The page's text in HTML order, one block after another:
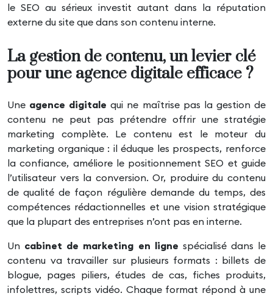
le SEO au sérieux investit autant dans la réputation
externe du site que dans son contenu interne.
La gestion de contenu, un levier clé
pour une agence digitale efficace ?
Une agence digitale qui ne maîtrise pas la gestion de
contenu ne peut pas prétendre offrir une stratégie
marketing complète. Le contenu est le moteur du
marketing organique : il éduque les prospects, renforce
la confiance, améliore le positionnement SEO et guide
l’utilisateur vers la conversion. Or, produire du contenu
de qualité de façon régulière demande du temps, des
compétences rédactionnelles et une vision stratégique
que la plupart des entreprises n’ont pas en interne.
Un cabinet de marketing en ligne spécialisé dans le
contenu va travailler sur plusieurs formats : billets de
blogue, pages piliers, études de cas, fiches produits,
infolettres, scripts vidéo. Chaque format répond à une